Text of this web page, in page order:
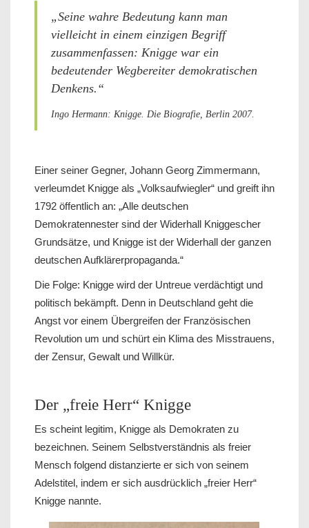
„Seine wahre Bedeutung kann man
vielleicht in einem einzigen Begriff
zusammenfassen: Knigge war ein
bedeutender Wegbereiter demokratischen
Denkens.“
Ingo Hermann: Knigge. Die Biografie, Berlin 2007.
Einer seiner Gegner, Johann Georg Zimmermann,
verleumdet Knigge als „Volksaufwiegler“ und greift ihn
1792 öffentlich an: „Alle deutschen
Demokratennester sind der Widerhall Kniggescher
Grundsätze, und Knigge ist der Widerhall der ganzen
deutschen Aufklärerpropaganda.“
Die Folge: Knigge wird der Untreue verdächtigt und
politisch bekämpft. Denn in Deutschland geht die
Angst vor einem Übergreifen der Französischen
Revolution um und schürt ein Klima des Misstrauens,
der Zensur, Gewalt und Willkür.
Der „freie Herr“ Knigge
Es scheint legitim, Knigge als Demokraten zu
bezeichnen. Seinem Selbstverständnis als freier
Mensch folgend distanzierte er sich von seinem
Adelstitel, indem er sich ausdrücklich „freier Herr“
Knigge nannte.